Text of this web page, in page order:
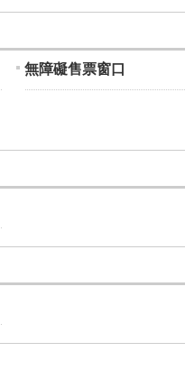
無障礙售票窗口